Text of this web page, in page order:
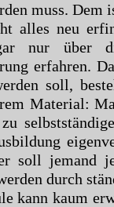
muss. Dem
alles neu
nur über
erfahren.
soll,
Material:
soll jemand
durch
kann kaum